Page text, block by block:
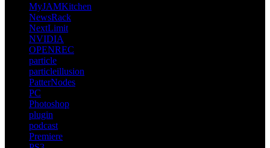
MyJAMKitchen
NewsRack
NextLimit
NVIDIA
OPENREC
particle
particleillusion
PatterNodes
PC
Photoshop
plugin
podcast
Premiere